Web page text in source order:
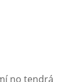
no tendrá